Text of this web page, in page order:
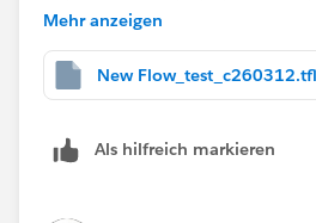
もしあなたの所望する内容と異な
Mehr anzeigen
New
Als hilfreich markieren